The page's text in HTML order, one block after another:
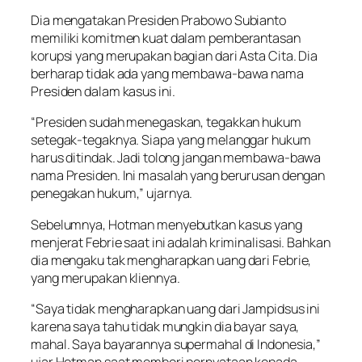
Dia mengatakan Presiden Prabowo Subianto
memiliki komitmen kuat dalam pemberantasan
korupsi yang merupakan bagian dari Asta Cita. Dia
berharap tidak ada yang membawa-bawa nama
Presiden dalam kasus ini.
“Presiden sudah menegaskan, tegakkan hukum
setegak-tegaknya. Siapa yang melanggar hukum
harus ditindak. Jadi tolong jangan membawa-bawa
nama Presiden. Ini masalah yang berurusan dengan
penegakan hukum,” ujarnya.
Sebelumnya, Hotman menyebutkan kasus yang
menjerat Febrie saat ini adalah kriminalisasi. Bahkan
dia mengaku tak mengharapkan uang dari Febrie,
yang merupakan kliennya.
“Saya tidak mengharapkan uang dari Jampidsus ini
karena saya tahu tidak mungkin dia bayar saya,
mahal. Saya bayarannya supermahal di Indonesia,”